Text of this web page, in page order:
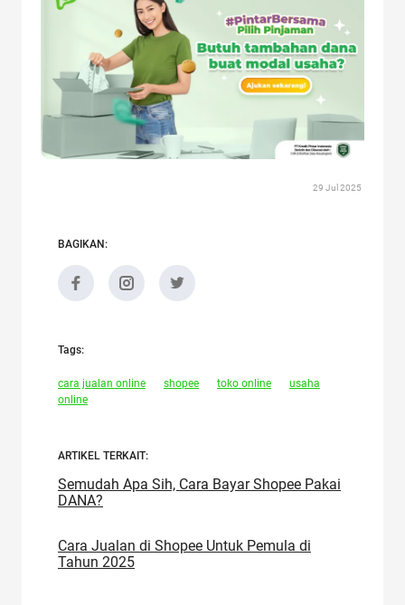
29 Jul 2025
BAGIKAN:
Tags:
cara jualan online shopee toko online
usaha
online
ARTIKEL TERKAIT:
Semudah Apa Sih, Cara Bayar Shopee Pakai
DANA?
Cara Jualan di Shopee Untuk Pemula di
Tahun 2025